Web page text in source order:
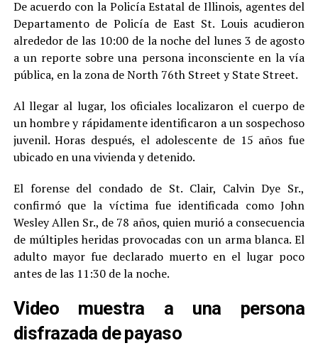
De acuerdo con la Policía Estatal de Illinois, agentes del
Departamento de Policía de East St. Louis acudieron
alrededor de las 10:00 de la noche del lunes 3 de agosto
a un reporte sobre una persona inconsciente en la vía
pública, en la zona de North 76th Street y State Street.
Al llegar al lugar, los oficiales localizaron el cuerpo de
un hombre y rápidamente identificaron a un sospechoso
juvenil. Horas después, el adolescente de 15 años fue
ubicado en una vivienda y detenido.
El forense del condado de St. Clair, Calvin Dye Sr.,
confirmó que la víctima fue identificada como John
Wesley Allen Sr., de 78 años, quien murió a consecuencia
de múltiples heridas provocadas con un arma blanca. El
adulto mayor fue declarado muerto en el lugar poco
antes de las 11:30 de la noche.
Video muestra a una persona
disfrazada de payaso